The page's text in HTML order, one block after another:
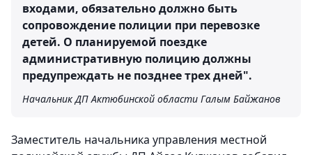
входами, обязательно должно быть
сопровождение полиции при перевозке
детей. О планируемой поездке
административную полицию должны
предупреждать не позднее трех дней".
Начальник ДП Актюбинской области Галым Байжанов
Заместитель начальника управления местной